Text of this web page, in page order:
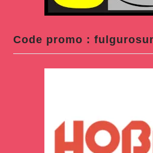
Code promo :